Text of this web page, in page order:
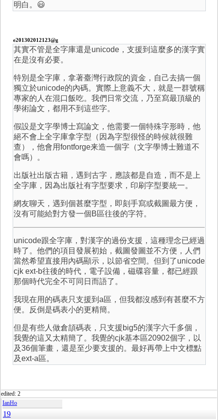
明白。😃
e201302012123@g
其實不管是全字庫還是unicode，支援到這麼多的漢字實
在是沒有必要。
特別是全字庫，拿著臺灣行政院的資金，自己去搞一個
獨立於unicode的內碼。實際上意義不大，就是一群號稱
專家的人在混口飯吃。我們日常交流，乃至寫最頂級的
學術論文，都用不到這些字。
假設是文字學博士寫論文，他需要一個特殊字形時，他
絕不會上全字庫拿字型（因為字型很怪的時候就很難
查），他會用fontforge来造一個字（文字學博士難道不
會嗎）。
出版社出版古籍，遇到古字，應該都是自造，而不是上
全字庫，因為出版社有字型要求，印刷字型要統一。
網友聊天，遇到個甚麼字型，即刻手寫或截圖最方便，
沒有可能給對方發一個B區往後的字符。
unicode跟全字庫，對漢字的過份支援，這種理念已經過
時了。他們的項目發展初始，截圖發圖並不方便，人們
當然希望直接用內碼顯示，以節省空間。但到了unicode
cjk ext-b往後的時代，電子設備，磁碟容量，都已經跟
那個時代完全不可同日而語了。
我現在用的碼表只支援到a區，但我都沒感到有甚麼不方
便。反倒是碼表小的更精簡。
但是有些人做倉頡碼表，只支援big5的漢字六千多個，
我覺的這又太精簡了。我覺的cjk基本區20902個字，以
及36個筆畫，還是至少要支援的。最好再帶上中文標點
及ext-a區。
edited: 2
IanHo
19